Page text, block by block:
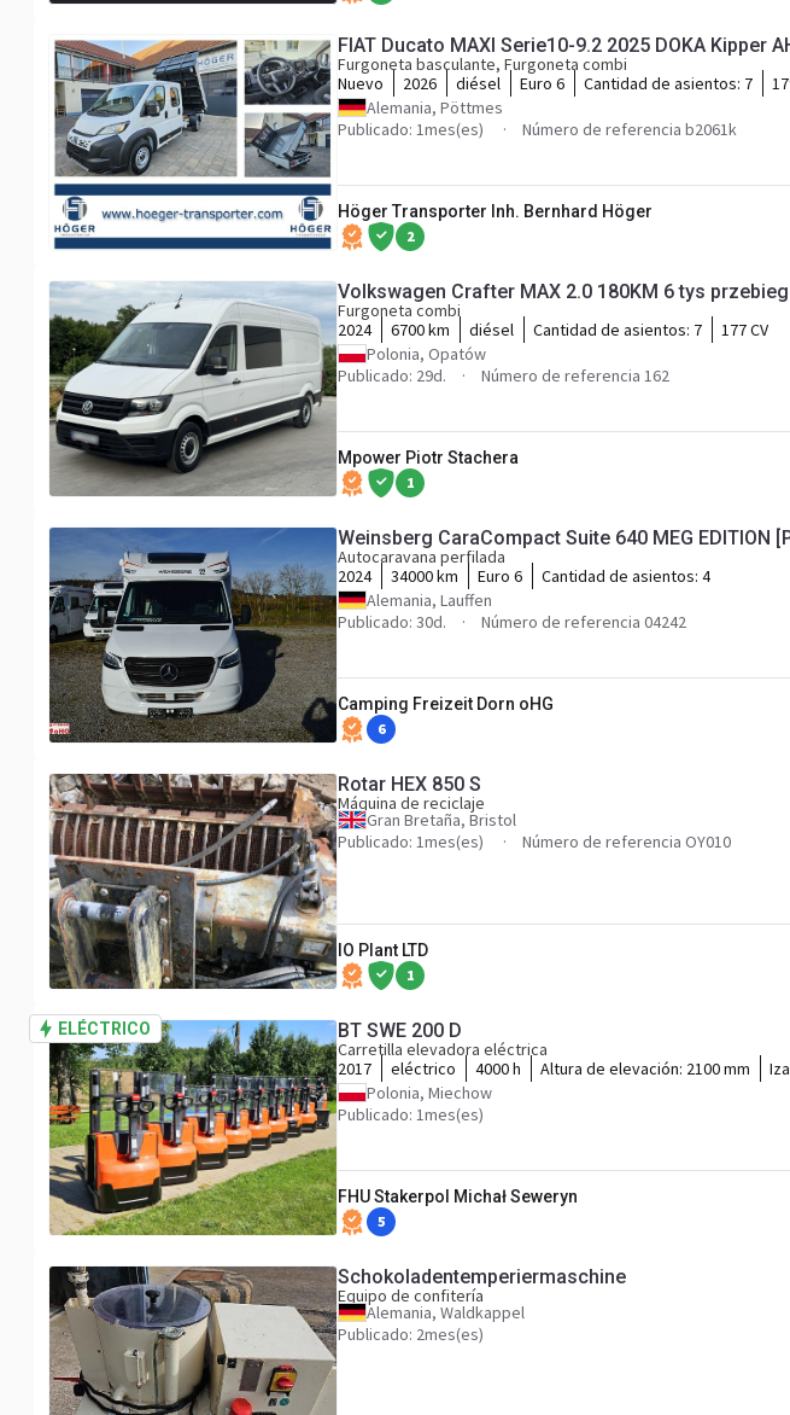
FIAT Ducato MAXI Serie10-9.2 2025 DOKA Kipper
Furgoneta basculante, Furgoneta combi
Nuevo
2026 diésel Euro 6 Cantidad de asientos: 7
Alemania, Pöttmes
Publicado: 1mes(es)
Número de referencia b2061k
Höger Transporter Inh. Bernhard Höger
2
Volkswagen Crafter MAX 2.0 180KM 6 tys
Furgoneta combi
2024
6700 km diésel Cantidad de asientos: 7
177 CV
Polonia, Opatów
Publicado: 29d.
Número de referencia 162
Mpower Piotr Stachera
1
Weinsberg CaraCompact Suite 640 MEG EDITION
Autocaravana perfilada
2024
34000 km Euro 6 Cantidad de asientos: 4
Alemania, Lauffen
Publicado: 30d.
Número de referencia 04242
Camping Freizeit Dorn oHG
6
Rotar HEX 850 S
Máquina de reciclaje
Gran Bretaña, Bristol
Publicado: 1mes(es)
Número de referencia OY010
IO Plant LTD
1
ELÉCTRICO BT SWE 200 D
Carretilla elevadora eléctrica
2017
eléctrico 4000 h Altura de elevación: 2100 mm
Polonia, Miechow
Publicado: 1mes(es)
FHU Stakerpol Michał Seweryn
5
Schokoladentemperiermaschine
Equipo de confitería
Alemania, Waldkappel
Publicado: 2mes(es)